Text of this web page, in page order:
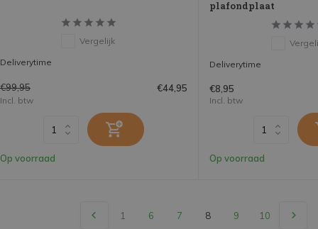
Vergelijk
Deliverytime
€99,95 €44,95
Incl. btw
Op voorraad
plafondplaat
Deliverytime
€8,95
Incl. btw
Op voorraad
1 6 7 8 9 10